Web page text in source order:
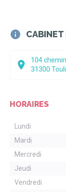
CABINET
104
31300
HORAIRES
Lundi
Mardi
Mercredi
Jeudi
Vendredi